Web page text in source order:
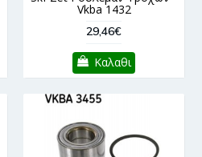
Vkba 1432
29,46€
Καλαθι